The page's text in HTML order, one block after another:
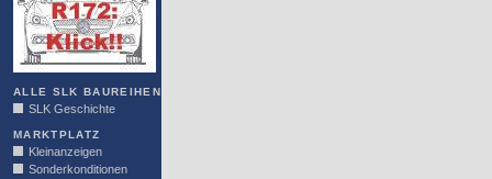
ALLE SLK BAUREIHEN
SLK Geschichte
MARKTPLATZ
Kleinanzeigen
Sonderkonditionen